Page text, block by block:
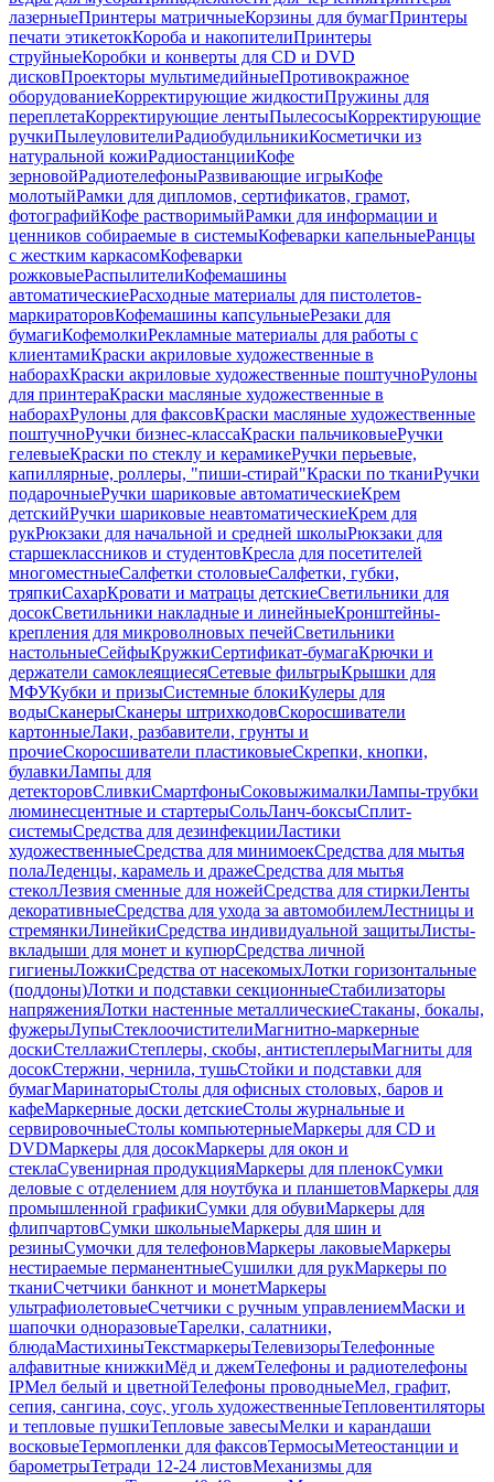
лазерныеПринтеры матричныеКорзины для бумагПринтеры
печати этикетокКороба и накопителиПринтеры
струйныеКоробки и конверты для CD и DVD
дисковПроекторы мультимедийныеПротивокражное
оборудованиеКорректирующие жидкостиПружины для
переплетаКорректирующие лентыПылесосыКорректирующие
ручкиПылеуловителиРадиобудильникиКосметички из
натуральной кожиРадиостанцииКофе
зерновойРадиотелефоныРазвивающие игрыКофе
молотыйРамки для дипломов, сертификатов, грамот,
фотографийКофе растворимыйРамки для информации и
ценников собираемые в системыКофеварки капельныеРанцы
с жестким каркасомКофеварки
рожковыеРаспылителиКофемашины
автоматическиеРасходные материалы для пистолетов-
маркираторовКофемашины капсульныеРезаки для
бумагиКофемолкиРекламные материалы для работы с
клиентамиКраски акриловые художественные в
наборахКраски акриловые художественные поштучноРулоны
для принтераКраски масляные художественные в
наборахРулоны для факсовКраски масляные художественные
поштучноРучки бизнес-классаКраски пальчиковыеРучки
гелевыеКраски по стеклу и керамикеРучки перьевые,
капиллярные, роллеры, "пиши-стирай"Краски по тканиРучки
подарочныеРучки шариковые автоматическиеКрем
детскийРучки шариковые неавтоматическиеКрем для
рукРюкзаки для начальной и средней школыРюкзаки для
старшеклассников и студентовКресла для посетителей
многоместныеСалфетки столовыеСалфетки, губки,
тряпкиСахарКровати и матрацы детскиеСветильники для
досокСветильники накладные и линейныеКронштейны-
крепления для микроволновых печейСветильники
настольныеСейфыКружкиСертификат-бумагаКрючки и
держатели самоклеящиесяСетевые фильтрыКрышки для
МФУКубки и призыСистемные блокиКулеры для
водыСканерыСканеры штрихкодовСкоросшиватели
картонныеЛаки, разбавители, грунты и
прочиеСкоросшиватели пластиковыеСкрепки, кнопки,
булавкиЛампы для
детекторовСливкиСмартфоныСоковыжималкиЛампы-трубки
люминесцентные и стартерыСольЛанч-боксыСплит-
системыСредства для дезинфекцииЛастики
художественныеСредства для минимоекСредства для мытья
полаЛеденцы, карамель и дражеСредства для мытья
стеколЛезвия сменные для ножейСредства для стиркиЛенты
декоративныеСредства для ухода за автомобилемЛестницы и
стремянкиЛинейкиСредства индивидуальной защитыЛисты-
вкладыши для монет и купюрСредства личной
гигиеныЛожкиСредства от насекомыхЛотки горизонтальные
(поддоны)Лотки и подставки секционныеСтабилизаторы
напряженияЛотки настенные металлическиеСтаканы, бокалы,
фужерыЛупыСтеклоочистителиМагнитно-маркерные
доскиСтеллажиСтеплеры, скобы, антистеплерыМагниты для
досокСтержни, чернила, тушьСтойки и подставки для
бумагМаринаторыСтолы для офисных столовых, баров и
кафеМаркерные доски детскиеСтолы журнальные и
сервировочныеСтолы компьютерныеМаркеры для CD и
DVDМаркеры для досокМаркеры для окон и
стеклаСувенирная продукцияМаркеры для пленокСумки
деловые с отделением для ноутбука и планшетовМаркеры для
промышленной графикиСумки для обувиМаркеры для
флипчартовСумки школьныеМаркеры для шин и
резиныСумочки для телефоновМаркеры лаковыеМаркеры
нестираемые перманентныеСушилки для рукМаркеры по
тканиСчетчики банкнот и монетМаркеры
ультрафиолетовыеСчетчики с ручным управлениемМаски и
шапочки одноразовыеТарелки, салатники,
блюдаМастихиныТекстмаркерыТелевизорыТелефонные
алфавитные книжкиМёд и джемТелефоны и радиотелефоны
IPМел белый и цветнойТелефоны проводныеМел, графит,
сепия, сангина, соус, уголь художественныеТепловентиляторы
и тепловые пушкиТепловые завесыМелки и карандаши
восковыеТермопленки для факсовТермосыМетеостанции и
барометрыТетради 12-24 листовМеханизмы для